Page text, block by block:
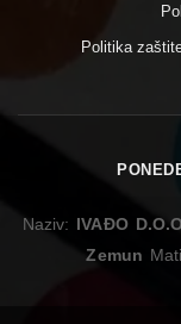
Politika
Naziv: IVAĐO
Zemun